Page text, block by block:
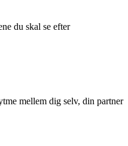
du skal se efter
mellem dig selv, din partner